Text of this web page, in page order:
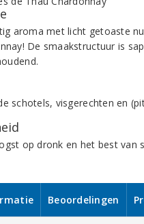
aroma met licht getoaste
De smaakstructuur is
schotels, visgerechten en
op dronk en het best van
Beoordelingen